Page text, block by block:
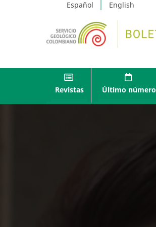
Español English
Revistas Último número